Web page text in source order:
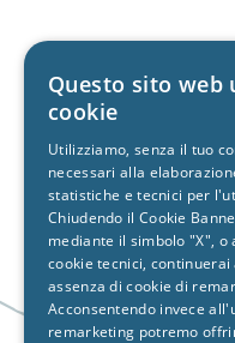
Questo sito web
cookie
Utilizziamo, senza il tuo
necessari alla
statistiche e tecnici per
Chiudendo il Cookie
mediante il simbolo "X", o
cookie tecnici, continuerai
assenza di cookie di
Acconsentendo invece
remarketing potremo